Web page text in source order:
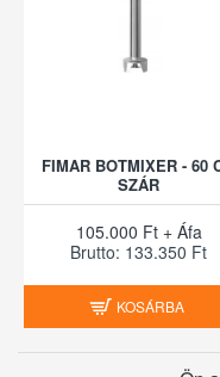
FIMAR BOTMIXER - 60
SZÁR
105.000 Ft + Áfa
Brutto: 133.350 Ft
KOSÁRBA